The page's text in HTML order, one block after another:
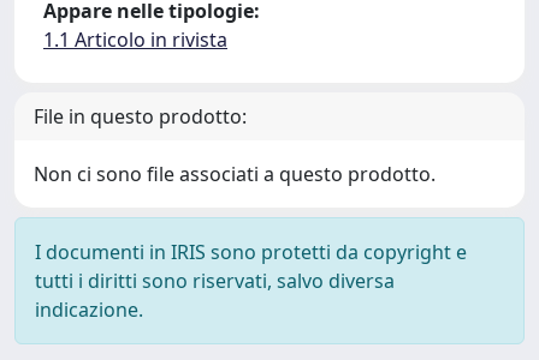
Appare nelle tipologie:
1.1 Articolo in rivista
File in questo prodotto:
Non ci sono file associati a questo prodotto.
I documenti in IRIS sono protetti da copyright e
tutti i diritti sono riservati, salvo diversa
indicazione.